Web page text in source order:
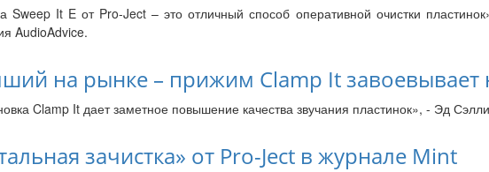
Sweep It E от Pro-Ject – это отличный способ оперативной очистки
AudioAdvice.
на рынке – прижим Clamp It завоевывает
Clamp It дает заметное повышение качества звучания пластинок», - Эд
зачистка» от Pro-Ject в журнале Mint